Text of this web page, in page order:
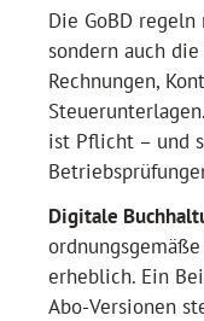
Die GoBD
sondern auch
Rechnungen,
ist Pflicht – und
Digitale
erheblich. Ein
Abo-Versionen